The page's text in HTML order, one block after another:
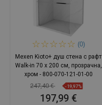
(0)
Mexen Kioto+ душ стена с рафт
Walk-in 70 x 200 см, прозрачна,
хром - 800-070-121-01-00
247,40 € -19,97%
197,99 €